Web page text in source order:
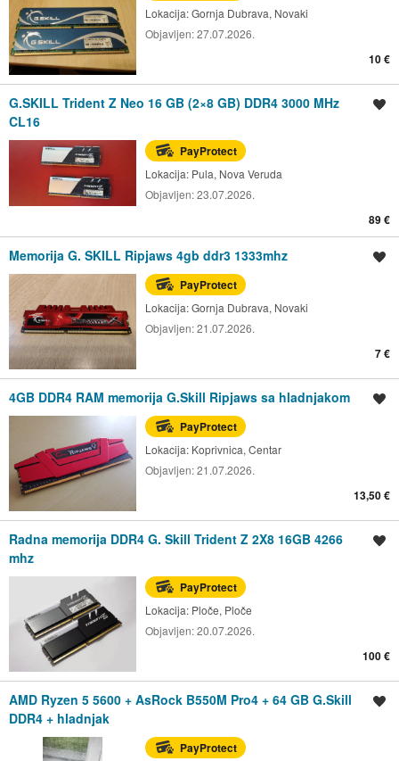
Lokacija:Gornja Dubrava, Novaki
Objavljen:27.07.2026.
10 €
G.SKILL Trident Z Neo 16 GB (2×8 GB) DDR4 3000 MHz
CL16
PayProtect
Lokacija: Pula, Nova Veruda
Objavljen:23.07.2026.
89 €
Memorija G. SKILL Ripjaws 4gb ddr3 1333mhz
PayProtect
Lokacija:Gornja Dubrava, Novaki
Objavljen:21.07.2026.
7 €
4GB DDR4 RAM memorija G.Skill Ripjaws sa hladnjakom
PayProtect
Lokacija: Koprivnica, Centar
Objavljen:21.07.2026.
13,50 €
Radna memorija DDR4 G. Skill Trident Z 2X8 16GB 4266
mhz
PayProtect
Lokacija: Ploče, Ploče
Objavljen:20.07.2026.
100 €
AMD Ryzen 5 5600 + AsRock B550M Pro4 + 64 GB G.Skill
DDR4 + hladnjak
PayProtect